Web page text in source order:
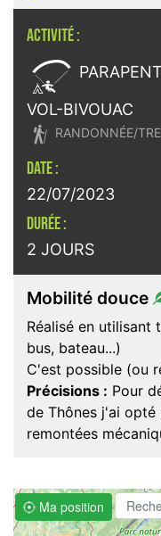
ACTIVITÉ :

VOL-BIVOUAC
 RANDONNÉE/
DATE :
22/07/2023
DURÉE :
2 JOURS
Mobilité douce
Réalisé en utilisant
bus, bateau...)
C'est possible (ou
Précisions : Pour
de Thônes j'ai
remontées
Ma position